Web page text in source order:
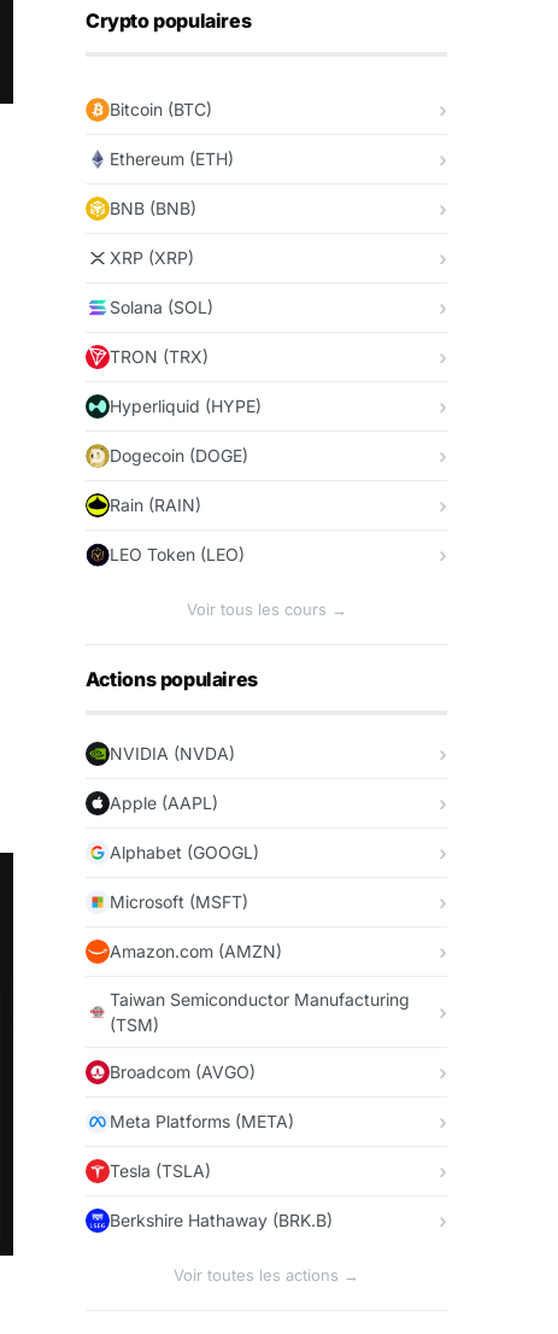
Crypto populaires
Bitcoin (BTC)
Ethereum (ETH)
BNB (BNB)
XRP (XRP)
Solana (SOL)
TRON (TRX)
Hyperliquid (HYPE)
Dogecoin (DOGE)
Rain (RAIN)
LEO Token (LEO)
Voir tous les cours →
Actions populaires
NVIDIA (NVDA)
Apple (AAPL)
Alphabet (GOOGL)
Microsoft (MSFT)
Amazon.com (AMZN)
Taiwan Semiconductor Manufacturing
(TSM)
Broadcom (AVGO)
Meta Platforms (META)
Tesla (TSLA)
Berkshire Hathaway (BRK.B)
Voir toutes les actions →